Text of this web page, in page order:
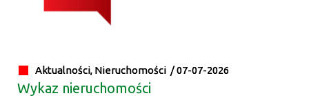
Aktualności, Nieruchomości /07-07-2026
Wykaz nieruchomości